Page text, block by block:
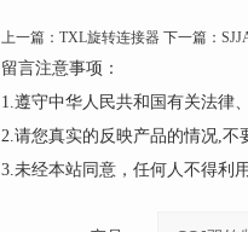
上一篇： TXL旋转连接器 下一篇：
留言注意事项：
1.遵守中华人民共和国有关法律
2.请您真实的反映产品的情况,
3.未经本站同意，任何人不得利